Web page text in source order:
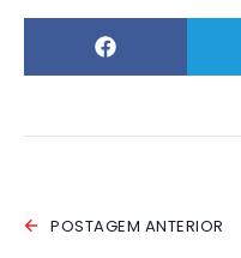
POSTAGEM ANTERIOR